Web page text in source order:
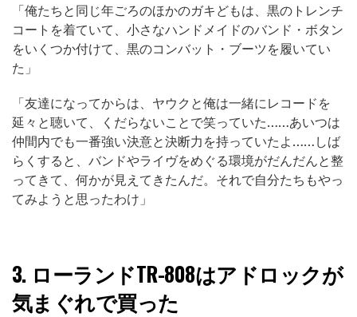
「俺たちと同じ年ごろのほかのガキどもは、黒のトレンチ
コートを着ていて、小さなハンドメイドのバンド・ボタン
をいくつか付けて、黒のコンバット・ブーツを履いてい
た」
「友達になってからは、ヤウクと俺は一緒にレコードを
延々と聴いて、くだらないことで笑っていた……あいつは
仲間内でも一番強い決意と決断力を持っていたよ……しば
らくすると、バンドやライヴをめぐる環境がだんだんと整
ってきて、何かが見えてきたんだ。それで自分たちもやっ
てみようと思ったわけ」
3.ローランドTR-808はアドロックが
気まぐれで買った